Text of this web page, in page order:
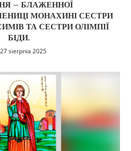
– БЛАЖЕННОЇ
МОНАХИНІ СЕСТРИ
ТА СЕСТРИ ОЛІМПІЇ
БІДИ.
27 sierpnia 2025